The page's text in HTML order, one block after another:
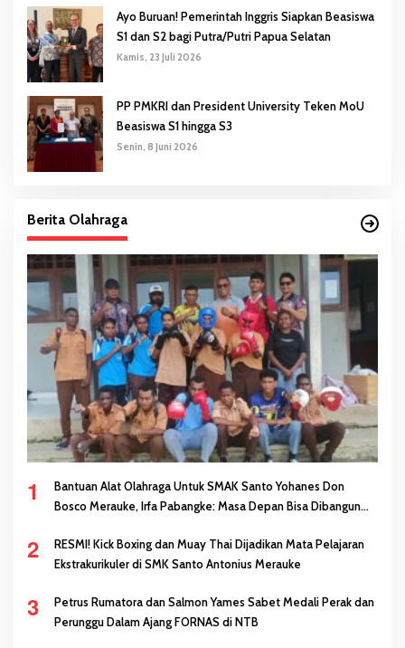
Ayo Buruan! Pemerintah Inggris Siapkan Beasiswa
S1 dan S2 bagi Putra/Putri Papua Selatan
Kamis, 23 Juli 2026
PP PMKRI dan President University Teken MoU
Beasiswa S1 hingga S3
Senin, 8 Juni 2026
Berita Olahraga
1
Bantuan Alat Olahraga Untuk SMAK Santo Yohanes Don
Bosco Merauke, Irfa Pabangke: Masa Depan Bisa Dibangun
2
RESMI! Kick Boxing dan Muay Thai Dijadikan Mata Pelajaran
Ekstrakurikuler di SMK Santo Antonius Merauke
3
Petrus Rumatora dan Salmon Yames Sabet Medali Perak dan
Perunggu Dalam Ajang FORNAS di NTB